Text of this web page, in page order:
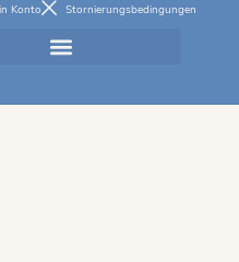
Konto Stornierungsbedingungen